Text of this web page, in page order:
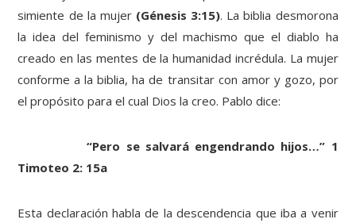
simiente de la mujer (Génesis 3:15). La biblia desmorona
la idea del feminismo y del machismo que el diablo ha
creado en las mentes de la humanidad incrédula. La mujer
conforme a la biblia, ha de transitar con amor y gozo, por
el propósito para el cual Dios la creo. Pablo dice:
“Pero se salvará engendrando hijos…” 1
Timoteo 2: 15a
Esta declaración habla de la descendencia que iba a venir